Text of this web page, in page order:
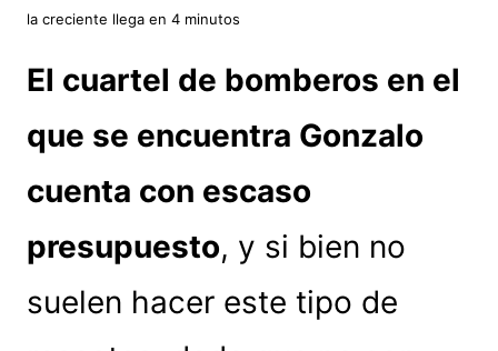
la creciente llega en 4 minutos
El cuartel de bomberos en el
que se encuentra Gonzalo
cuenta con escaso
presupuesto, y si bien no
suelen hacer este tipo de